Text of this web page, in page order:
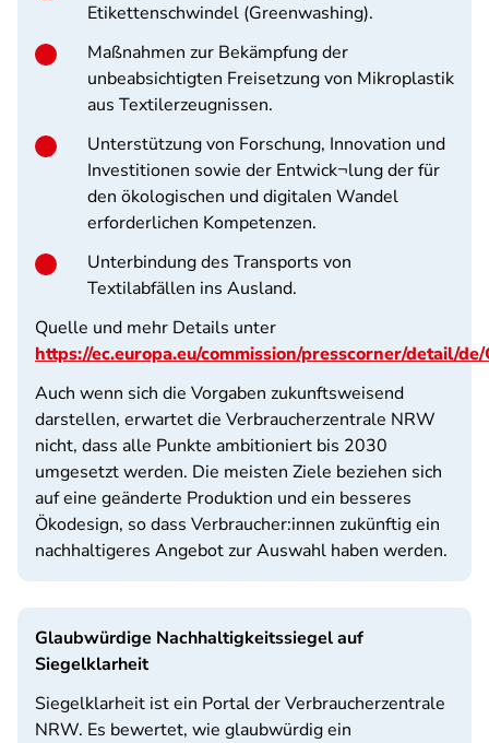
Etikettenschwindel (Greenwashing).
Maßnahmen zur Bekämpfung der
unbeabsichtigten Freisetzung von Mikroplastik
aus Textilerzeugnissen.
Unterstützung von Forschung, Innovation und
Investitionen sowie der Entwick¬lung der für
den ökologischen und digitalen Wandel
erforderlichen Kompetenzen.
Unterbindung des Transports von
Textilabfällen ins Ausland.
Quelle und mehr Details unter
https://ec.europa.eu/commission/presscorner/detail/
Auch wenn sich die Vorgaben zukunftsweisend
darstellen, erwartet die Verbraucherzentrale NRW
nicht, dass alle Punkte ambitioniert bis 2030
umgesetzt werden. Die meisten Ziele beziehen sich
auf eine geänderte Produktion und ein besseres
Ökodesign, so dass Verbraucher:innen zukünftig ein
nachhaltigeres Angebot zur Auswahl haben werden.
Glaubwürdige Nachhaltigkeitssiegel auf
Siegelklarheit
Siegelklarheit ist ein Portal der Verbraucherzentrale
NRW. Es bewertet, wie glaubwürdig ein